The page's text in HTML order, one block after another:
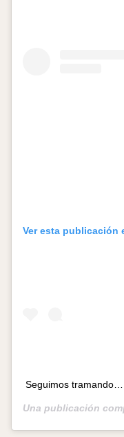
Ver esta publicación
Seguimos
Una publicación